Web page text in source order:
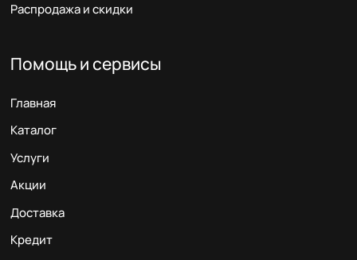
Распродажа и скидки
Помощь и сервисы
Главная
Каталог
Услуги
Акции
Доставка
Кредит